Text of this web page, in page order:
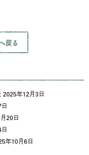
戻る
2025年12月3日
20日
年10月6日